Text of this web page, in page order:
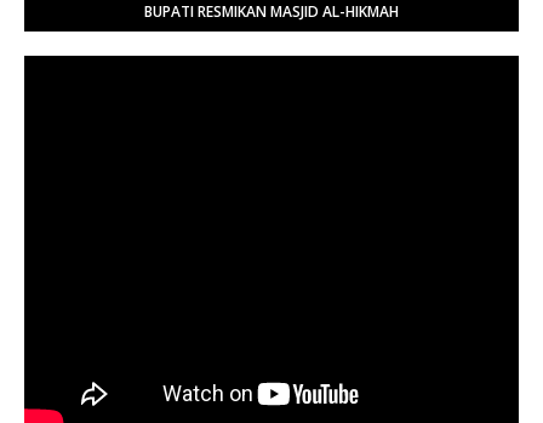
BUPATI RESMIKAN MASJID AL-HIKMAH